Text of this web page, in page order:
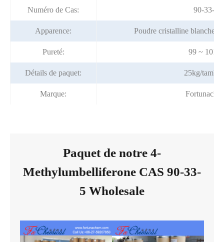
Numéro de Cas: 90-33-5
Apparence: Poudre cristalline blanche
Pureté: 99 ~ 101%
Détails de paquet: 25kg/
Marque:
Paquet de notre 4-
Methylumbelliferone CAS 90-33-
5 Wholesale